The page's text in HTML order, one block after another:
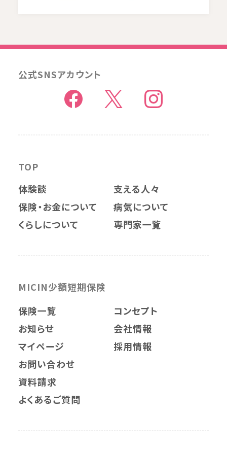
公式SNSアカウント
TOP
体験談
支える人々
保険・お金について
病気について
くらしについて
専門家一覧
MICIN少額短期保険
保険一覧
お知らせ
マイページ
コンセプト
会社情報
採用情報
お問い合わせ
資料請求
よくあるご質問